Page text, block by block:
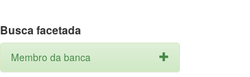
Busca facetada
Membro da banca